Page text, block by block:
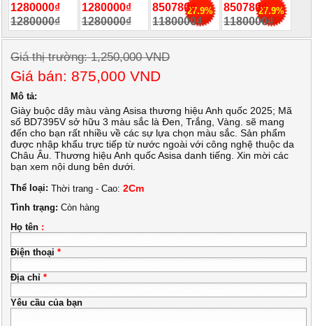
1280000₫
1280000₫
1280000₫
1280000₫
850780₫
1180000₫
27.9%
850780₫
1180000₫
27.9%
Giá thị trường: 1,250,000 VND
Giá bán: 875,000 VND
Mô tả:
Giày buộc dây màu vàng Asisa thương hiệu Anh quốc 2025; Mã
số BD7395V sở hữu 3 màu sắc là Đen, Trắng, Vàng. sẽ mang
đến cho bạn rất nhiều về các sự lựa chọn màu sắc. Sản phẩm
được nhập khẩu trực tiếp từ nước ngoài với công nghệ thuộc da
Châu Âu. Thương hiệu Anh quốc Asisa danh tiếng. Xin mời các
bạn xem nội dung bên dưới.
Thể loại: Thời trang - Cao: 2Cm
Tình trạng: Còn hàng
Họ tên :
Điện thoại *
Địa chỉ *
Yêu cầu của bạn